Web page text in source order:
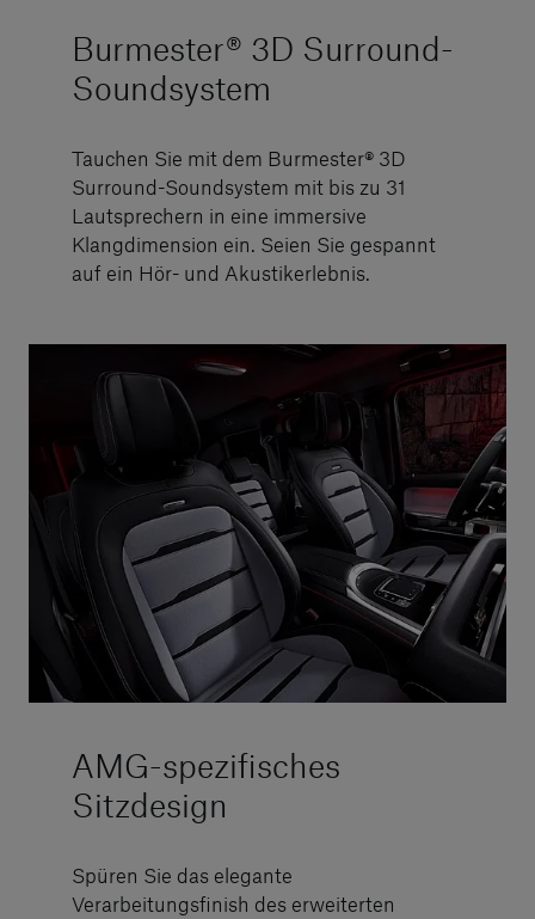
Burmester® 3D Surround-
Soundsystem
Tauchen Sie mit dem Burmester® 3D
Surround-Soundsystem mit bis zu 31
Lautsprechern in eine immersive
Klangdimension ein. Seien Sie gespannt
auf ein Hör- und Akustikerlebnis.
AMG-spezifisches
Sitzdesign
Spüren Sie das elegante
Verarbeitungsfinish des erweiterten